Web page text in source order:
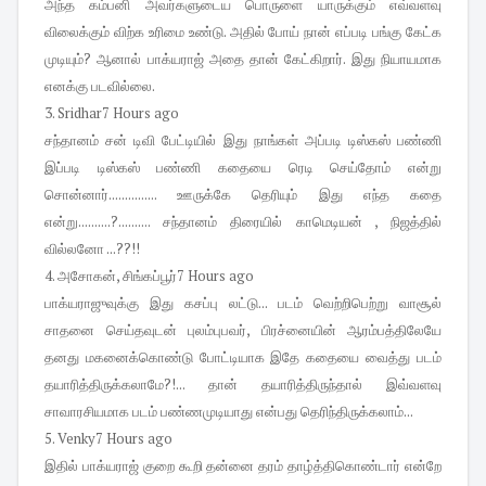
அந்த கம்பனி அவர்களுடைய பொருளை யாருக்கும் எவ்வளவு
விலைக்கும் விற்க உரிமை உண்டு. அதில் போய் நான் எப்படி பங்கு கேட்க
முடியும்? ஆனால் பாக்யராஜ் அதை தான் கேட்கிறார். இது நியாயமாக
எனக்கு படவில்லை.
3.Sridhar7 Hours ago
சந்தானம் சன் டிவி பேட்டியில் இது நாங்கள் அப்படி டிஸ்கஸ் பண்ணி
இப்படி டிஸ்கஸ் பண்ணி கதையை ரெடி செய்தோம் என்று
சொன்னார்............... ஊருக்கே தெரியும் இது எந்த கதை
என்று..........?.......... சந்தானம் திரையில் காமெடியன் , நிஜத்தில்
வில்லனோ ...??!!
4.அசோகன், சிங்கப்பூர்7 Hours ago
பாக்யராஜுவுக்கு இது கசப்பு லட்டு... படம் வெற்றிபெற்று வாசூல்
சாதனை செய்தவுடன் புலம்புபவர், பிரச்னையின் ஆரம்பத்திலேயே
தனது மகனைக்கொண்டு போட்டியாக இதே கதையை வைத்து படம்
தயாரித்திருக்கலாமே?!... தான் தயாரித்திருந்தால் இவ்வளவு
சாவாரசியமாக படம் பண்ணமுடியாது என்பது தெரிந்திருக்கலாம்...
5.Venky7 Hours ago
இதில் பாக்யராஜ் குறை கூறி தன்னை தரம் தாழ்த்திகொண்டார் என்றே